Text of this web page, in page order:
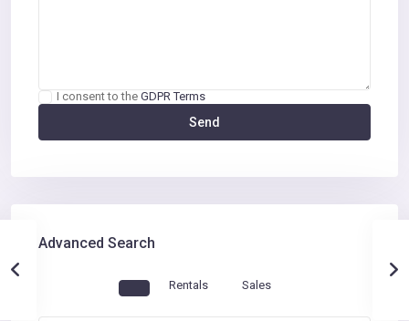
I consent to the GDPR Terms
Advanced Search
Rentals Sales